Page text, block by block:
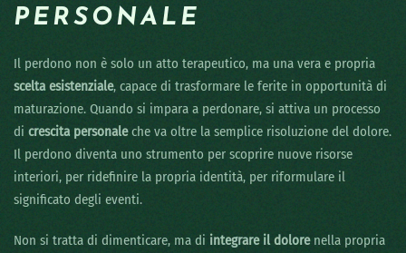
PERSONALE
Il perdono non è solo un atto terapeutico, ma una vera e propria
scelta esistenziale, capace di trasformare le ferite in opportunità di
maturazione. Quando si impara a perdonare, si attiva un processo
di crescita personaleche va oltre la semplice risoluzione del dolore.
Il perdono diventa uno strumento per scoprire nuove risorse
interiori, per ridefinire la propria identità, per riformulare il
significato degli eventi.
Non si tratta di dimenticare, ma di integrare il dolorenella propria